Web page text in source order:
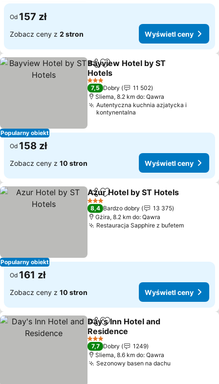
Od 157 zł
Zobacz ceny z 2 stron Wyświetl ceny
Popularny obiekt
Udostępnij
Dodaj do ulubionych
Bayview Hotel by ST
Hotels
3 Kategoria
7,5 Dobry
11 502
Sliema, 8.2 km do: Qawra
Autentyczna kuchnia azjatycka i
kontynentalna
Od 158 zł
Zobacz ceny z 10 stron Wyświetl ceny
Popularny obiekt
Udostępnij
Dodaj do ulubionych
Azur Hotel by ST Hotels
3 Kategoria
8,4 Bardzo dobry
13 375
Gżira, 8.2 km do: Qawra
Restauracja Sapphire z bufetem
Od 161 zł
Zobacz ceny z 10 stron Wyświetl ceny
UdostępnijDodaj do ulubionych
Day's Inn Hotel and
Residence
3 Kategoria
7,7 Dobry
1249
Sliema, 8.6 km do: Qawra
Sezonowy basen na dachu